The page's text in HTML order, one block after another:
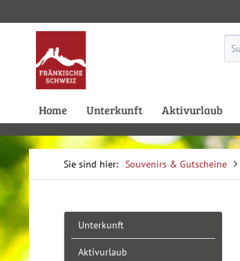
Home Unterkunft Aktivurlaub
Souvenirs & Gutscheine
Unterkunft
Aktivurlaub